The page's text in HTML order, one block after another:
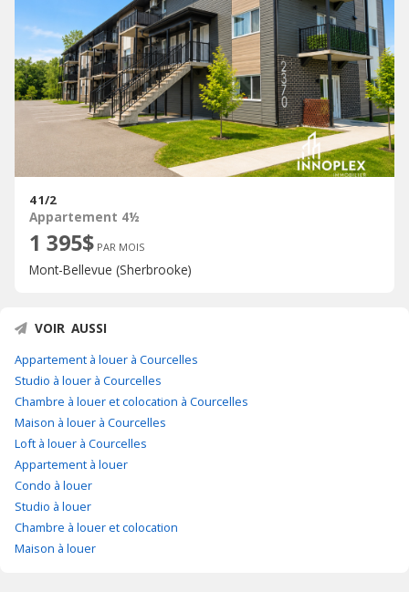
4 1/2
Appartement 4½
1 395$ PAR MOIS
Mont-Bellevue (Sherbrooke)
VOIR AUSSI
Appartement à louer à Courcelles
Studio à louer à Courcelles
Chambre à louer et colocation à Courcelles
Maison à louer à Courcelles
Loft à louer à Courcelles
Appartement à louer
Condo à louer
Studio à louer
Chambre à louer et colocation
Maison à louer